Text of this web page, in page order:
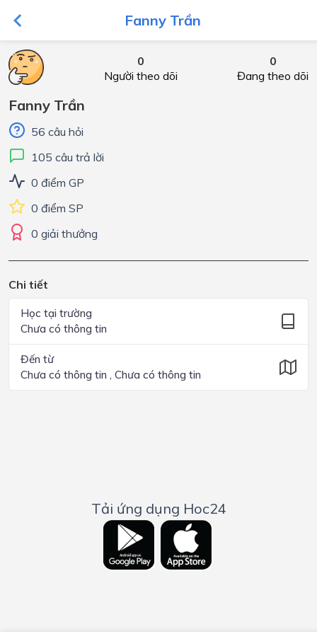
Fanny Trần
0
Người theo dõi
0
Đang theo dõi
Fanny Trần
56 câu hỏi
105 câu trả lời
0 điểm GP
0 điểm SP
0 giải thưởng
Chi tiết
Học tại trường
Chưa có thông tin
Đến từ
Chưa có thông tin , Chưa có thông tin
Tải ứng dụng Hoc24